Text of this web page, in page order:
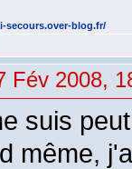
secours.over-blog.fr/
Fév 2008,
suis
même,